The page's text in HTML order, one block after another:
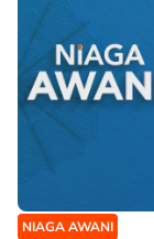
NIAGA AWANI